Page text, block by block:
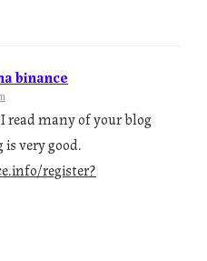
binance
many of your blog
very good.
register?